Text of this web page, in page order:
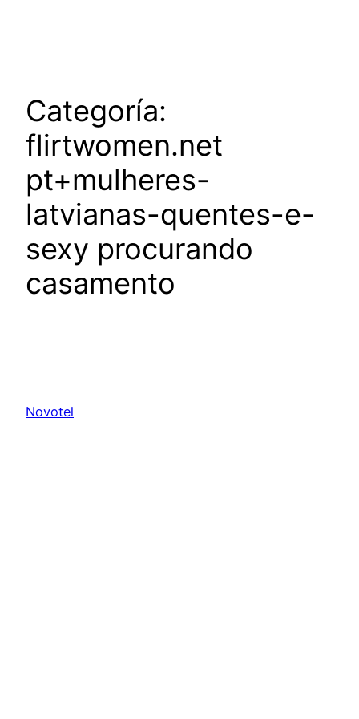
Categoría:
flirtwomen.net
pt+mulheres-
latvianas-quentes-e-
sexy procurando
casamento
Novotel